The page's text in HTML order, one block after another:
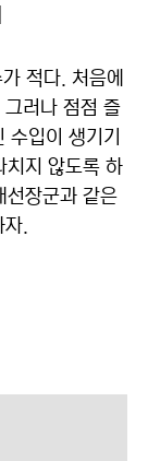
적다. 처음에
러나 점점 즐
입이 생기기
치지 않도록 하
선장군과 같은
.